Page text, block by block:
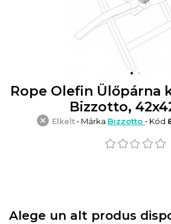
Rope Olefin Ülőpárna
Bizzotto,
Elkelt • Márka Bizzotto • Kód
Alege un alt produs